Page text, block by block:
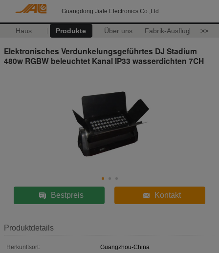
Guangdong Jiale Electronics Co.,Ltd
Haus Produkte Über uns Fabrik-Ausflug >>
Elektronisches Verdunkelungsgeführtes DJ Stadium
480w RGBW beleuchtet Kanal IP33 wasserdichten 7CH
Bestpreis Kontakt
Produktdetails
Herkunftsort:
Guangzhou-China